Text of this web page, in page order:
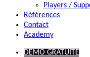
Players /
Références
Contact
Academy
DEMO GRATUITE